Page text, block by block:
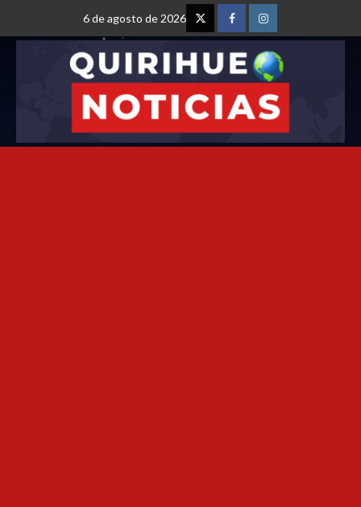
6 de agosto de 2026